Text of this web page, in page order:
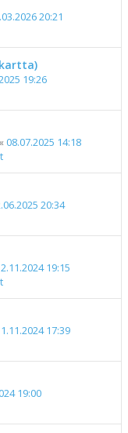
20:21
19:26
« 08.07.2025 14:18
20:34
19:15
17:39
19:00